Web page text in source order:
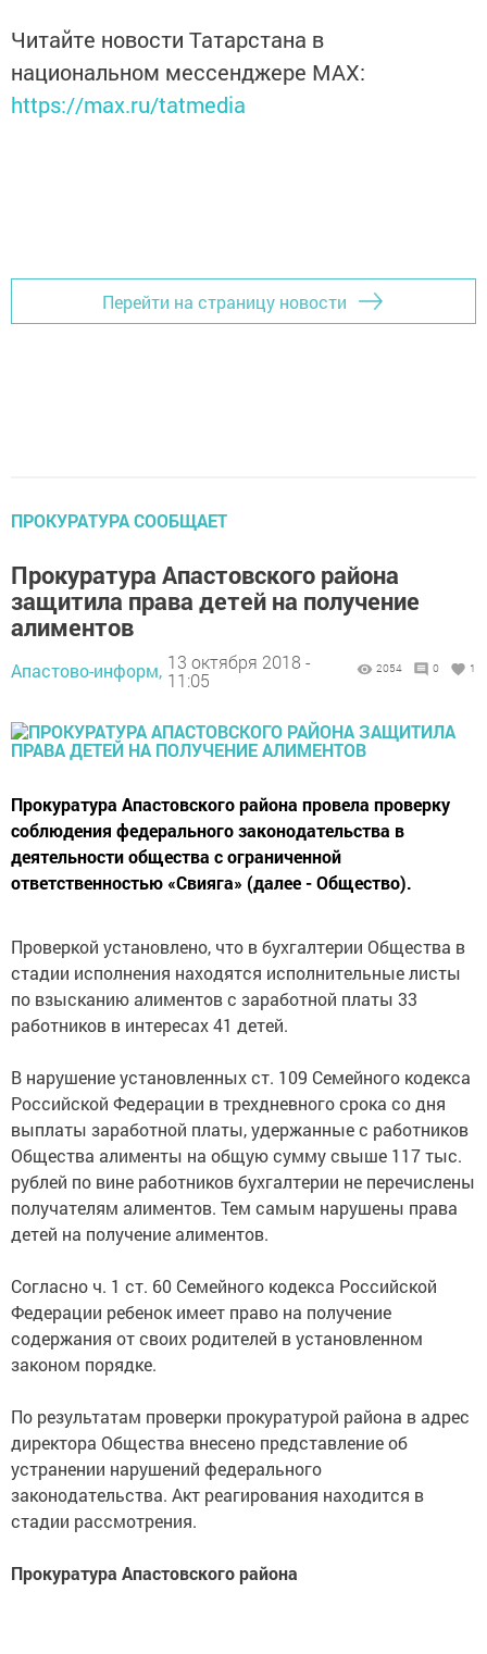
Читайте новости Татарстана в
национальном мессенджере MАХ:
https://max.ru/tatmedia
Перейти на страницу новости
ПРОКУРАТУРА СООБЩАЕТ
Прокуратура Апастовского района
защитила права детей на получение
алиментов
Апастово-информ, 13 октября 2018 -
11:05
2054 0 1
Прокуратура Апастовского района провела проверку
соблюдения федерального законодательства в
деятельности общества с ограниченной
ответственностью «Свияга» (далее - Общество).
Проверкой установлено, что в бухгалтерии Общества в
стадии исполнения находятся исполнительные листы
по взысканию алиментов с заработной платы 33
работников в интересах 41 детей.
В нарушение установленных ст. 109 Семейного кодекса
Российской Федерации в трехдневного срока со дня
выплаты заработной платы, удержанные с работников
Общества алименты на общую сумму свыше 117 тыс.
рублей по вине работников бухгалтерии не перечислены
получателям алиментов. Тем самым нарушены права
детей на получение алиментов.
Согласно ч. 1 ст. 60 Семейного кодекса Российской
Федерации ребенок имеет право на получение
содержания от своих родителей в установленном
законом порядке.
По результатам проверки прокуратурой района в адрес
директора Общества внесено представление об
устранении нарушений федерального
законодательства. Акт реагирования находится в
стадии рассмотрения.
Прокуратура Апастовского района